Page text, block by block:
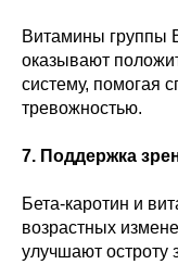
Витамины группы
оказывают
систему, помогая
тревожностью.
7. Поддержка
Бета-каротин и
возрастных
улучшают остроту